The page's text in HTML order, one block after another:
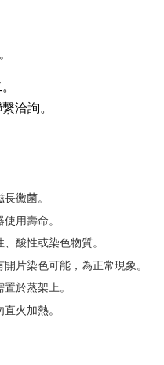
洽詢。
黴菌。
用壽命。
酸性或染色物質。
片染色可能，為正常現象。
於蒸架上。
火加熱。